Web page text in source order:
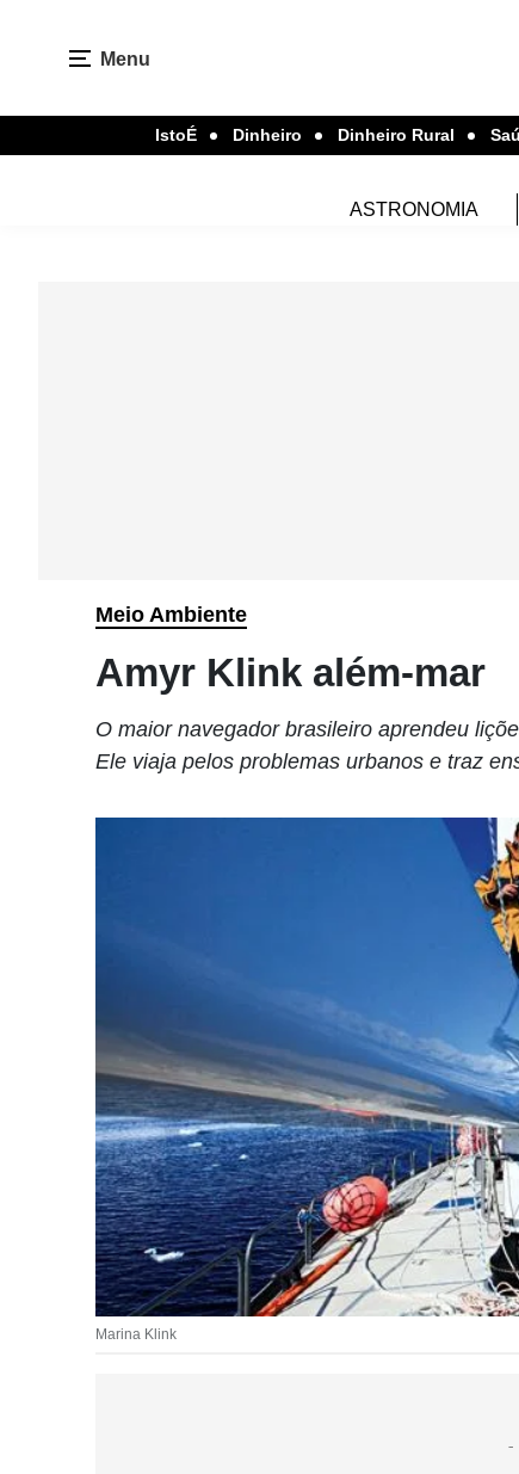
Menu
IstoÉ Dinheiro Dinheiro Rural
ASTRONOMIA
Meio Ambiente
Amyr Klink além-mar
O maior navegador brasileiro aprendeu
Ele viaja pelos problemas urbanos e traz
Marina Klink